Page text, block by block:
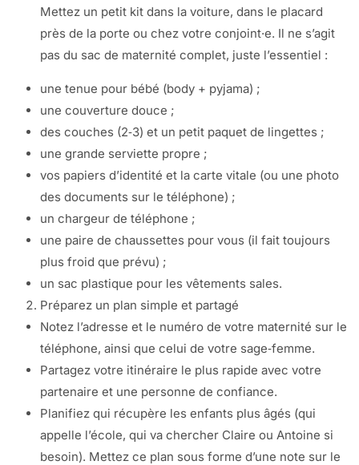
Mettez un petit kit dans la voiture, dans le placard
près de la porte ou chez votre conjoint·e. Il ne s’agit
pas du sac de maternité complet, juste l’essentiel :
une tenue pour bébé (body + pyjama) ;
une couverture douce ;
des couches (2‑3) et un petit paquet de lingettes ;
une grande serviette propre ;
vos papiers d’identité et la carte vitale (ou une photo
des documents sur le téléphone) ;
un chargeur de téléphone ;
une paire de chaussettes pour vous (il fait toujours
plus froid que prévu) ;
un sac plastique pour les vêtements sales.
Préparez un plan simple et partagé
Notez l’adresse et le numéro de votre maternité sur le
téléphone, ainsi que celui de votre sage‑femme.
Partagez votre itinéraire le plus rapide avec votre
partenaire et une personne de confiance.
Planifiez qui récupère les enfants plus âgés (qui
appelle l’école, qui va chercher Claire ou Antoine si
besoin). Mettez ce plan sous forme d’une note sur le